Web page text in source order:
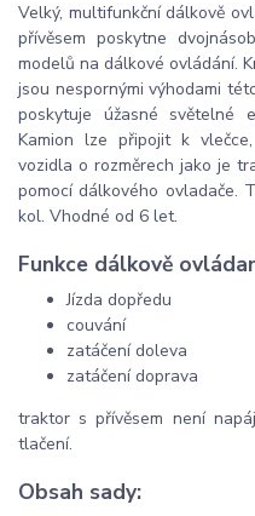
Velký, multifunkční dálkově
přívěsem poskytne
modelů na dálkové ovládání.
jsou nespornými výhodami
poskytuje úžasné světelné
Kamion lze připojit k
vozidla o rozměrech jako je
pomocí dálkového ovladače.
kol. Vhodné od 6 let.
Funkce dálkově
Jízda dopředu
couvání
zatáčení doleva
zatáčení doprava
traktor s přívěsem není
tlačení.
Obsah sady: